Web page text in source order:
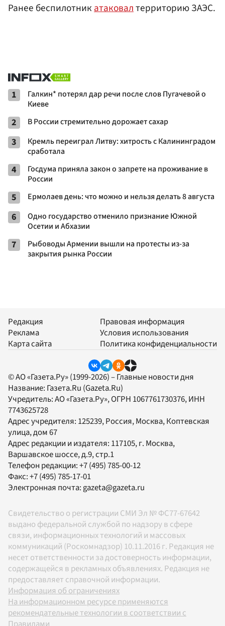
Ранее беспилотникатаковалтерриторию ЗАЭС.
1
Галкин* потерял дар речи после слов Пугачевой о
Киеве
2 В России стремительно дорожает сахар
3
Кремль переиграл Литву: хитрость с Калининградом
сработала
4
Госдума приняла закон о запрете на проживание в
России
5 Ермолаев день: что можно и нельзя делать 8 августа
6
Одно государство отменило признание Южной
Осетии и Абхазии
7
Рыбоводы Армении вышли на протесты из-за
закрытия рынка России
Редакция
Реклама
Карта сайта
Правовая информация
Условия использования
Политика конфиденциальности
© АО «Газета.Ру» (1999-2026) – Главные новости дня
Название: Газета.Ru (Gazeta.Ru)
Учредитель:АО «Газета.Ру», ОГРН 1067761730376, ИНН
7743625728
Адрес учредителя: 125239, Россия, Москва, Коптевская
улица, дом 67
Адрес редакции и издателя: 117105, г. Москва,
Варшавское шоссе, д.9, стр.1
Телефон редакции:+7 (495) 785-00-12
Факс:+7 (495) 785-17-01
Электронная почта:gazeta@gazeta.ru
Свидетельство о регистрации СМИ Эл № ФС77-67642
выдано федеральной службой по надзору в сфере
связи, информационных технологий и массовых
коммуникаций (Роскомнадзор) 10.11.2016 г. Редакция не
несет ответственности за достоверность информации,
содержащейся в рекламных объявлениях. Редакция не
предоставляет справочной информации.
Информация об ограничениях
На информационном ресурсе применяются
рекомендательные технологии в соответствии с